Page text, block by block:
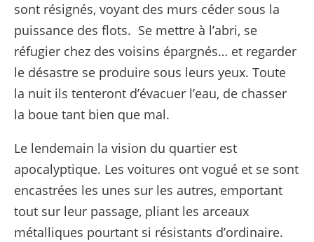
sont résignés, voyant des murs céder sous la
puissance des flots. Se mettre à l’abri, se
réfugier chez des voisins épargnés… et regarder
le désastre se produire sous leurs yeux. Toute
la nuit ils tenteront d’évacuer l’eau, de chasser
la boue tant bien que mal.
Le lendemain la vision du quartier est
apocalyptique. Les voitures ont vogué et se sont
encastrées les unes sur les autres, emportant
tout sur leur passage, pliant les arceaux
métalliques pourtant si résistants d’ordinaire.